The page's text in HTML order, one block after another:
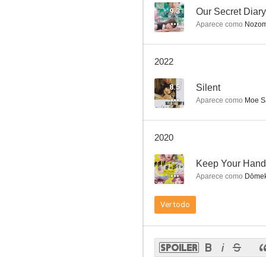
Buzzy Noise
--
--
9.3 Our Secret Diary
Aparece como
2022
8.5 Silent
Aparece como Moe
2020
-- Keep Your
Aparece como
Ver todo